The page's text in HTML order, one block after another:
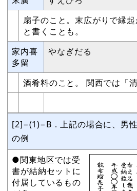
扇子のこと。末広がりで縁起
と書くことも。
家内喜
多留
やなぎだる
酒肴料のこと。 関西では「
[2]−(1)−B．上記の場合に、男
の例
●関東地区では受
書が結納セットに
付属しているもの